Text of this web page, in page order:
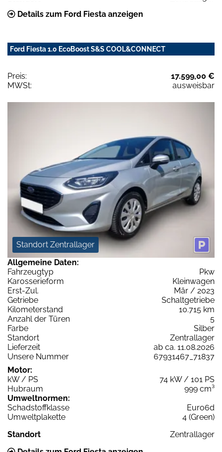
Details zum Ford Fiesta anzeigen
Ford Fiesta 1.0 EcoBoost S&S COOL&CONNECT
Preis:
17.599,00 €
MWSt:
ausweisbar
Standort Zentrallager
Allgemeine Daten:
Fahrzeugtyp
Pkw
Karosserieform
Kleinwagen
Erst-Zul.
Mär / 2023
Getriebe
Schaltgetriebe
Kilometerstand
10.715 km
Anzahl der Türen
5
Farbe
Silber
Standort
Zentrallager
Lieferzeit
ab ca. 11.08.2026
Unsere Nummer
67931467_71837
Motor:
kW / PS
74 kW / 101 PS
Hubraum
999 cm³
Umweltnormen:
Schadstoffklasse
Euro6d
Umweltplakette
4 (Green)
Standort
Zentrallager